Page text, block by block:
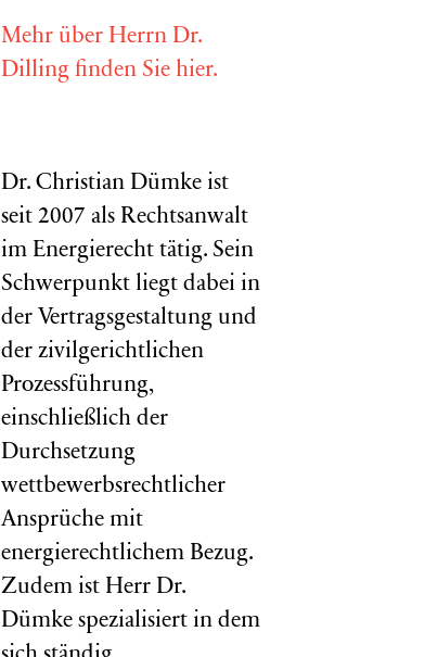
Mehr über Herrn Dr.
Dilling finden Sie hier.
Dr. Christian Dümke ist
seit 2007 als Rechtsanwalt
im Energierecht tätig. Sein
Schwerpunkt liegt dabei in
der Vertragsgestaltung und
der zivilgerichtlichen
Prozessführung,
einschließlich der
Durchsetzung
wettbewerbsrechtlicher
Ansprüche mit
energierechtlichem Bezug.
Zudem ist Herr Dr.
Dümke spezialisiert in dem